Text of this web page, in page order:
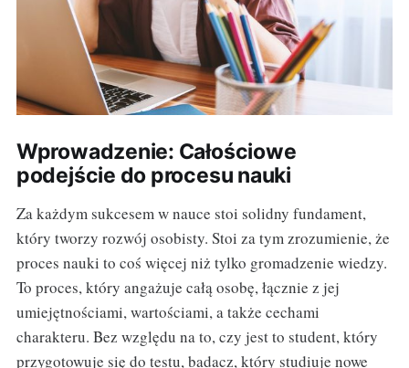
Wprowadzenie: Całościowe
podejście do procesu nauki
Za każdym sukcesem w nauce stoi solidny fundament,
który tworzy rozwój osobisty. Stoi za tym zrozumienie, że
proces nauki to coś więcej niż tylko gromadzenie wiedzy.
To proces, który angażuje całą osobę, łącznie z jej
umiejętnościami, wartościami, a także cechami
charakteru. Bez względu na to, czy jest to student, który
przygotowuje się do testu, badacz, który studiuje nowe